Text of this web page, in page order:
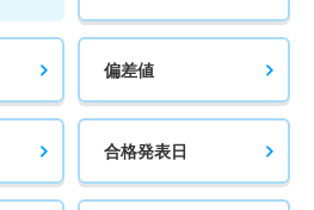
偏差値
合格発表日